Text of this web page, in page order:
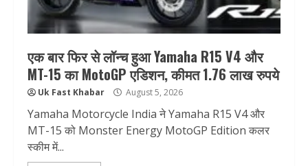
एक बार फिर से लॉन्च हुआ Yamaha R15 V4 और
MT-15 का MotoGP एडिशन, कीमत 1.76 लाख रुपये
Uk Fast Khabar August 5, 2026
Yamaha Motorcycle India ने Yamaha R15 V4 और
MT-15 को Monster Energy MotoGP Edition कलर
स्कीम में...